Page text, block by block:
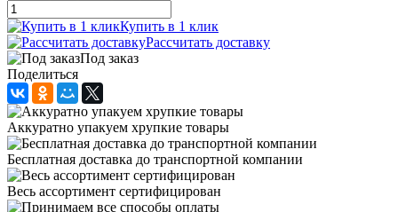
Купить в 1 клик
Рассчитать доставку
Под заказ
Поделиться
Аккуратно упакуем хрупкие товары
Бесплатная доставка до транспортной компании
Весь ассортимент сертифицирован